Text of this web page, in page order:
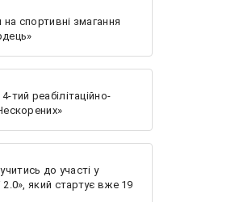
спортивні змагання
тий реабілітаційно-
до участі у
2.0», який стартує вже 19